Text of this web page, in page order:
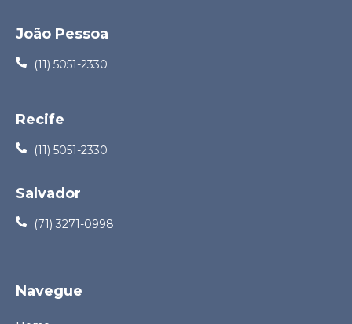
João Pessoa
(11) 5051-2330
Recife
(11) 5051-2330
Salvador
(71) 3271-0998
Navegue